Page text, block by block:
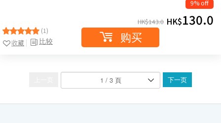
(1)
比较
收藏
9% off
HK$143.0 HK$130.0
购买
下一页